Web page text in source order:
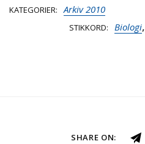
KATEGORIER Arkiv 2010
STIKKORD Biologi,
SHARE ON: